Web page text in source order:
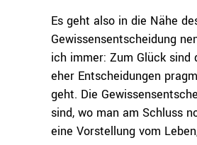
Es geht also in die Nähe
Gewissensentscheidung
ich immer: Zum Glück sind
eher Entscheidungen
geht. Die
sind, wo man am Schluss
eine Vorstellung vom